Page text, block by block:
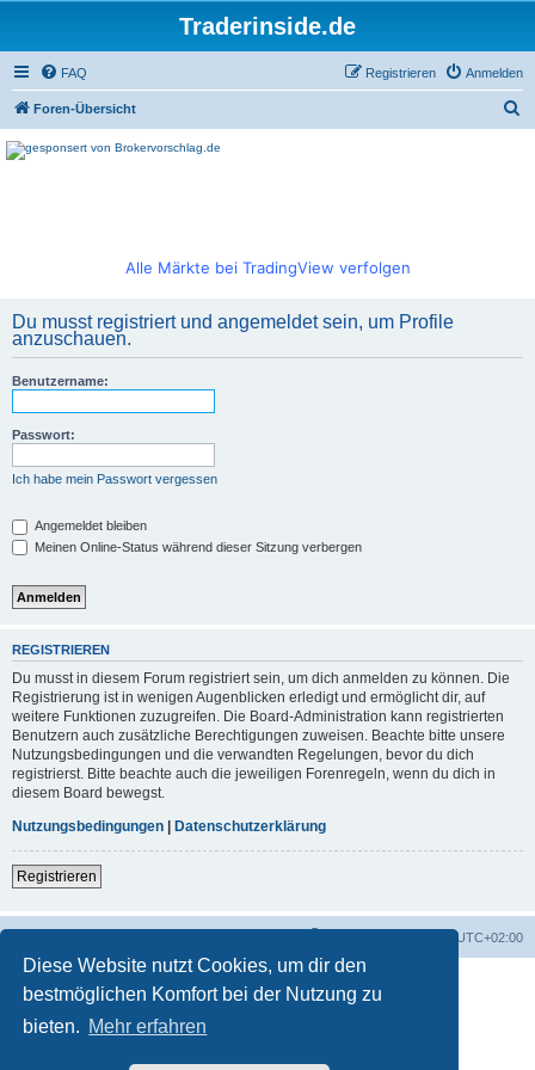
Diese Website nutzt Cookies, um dir den
bestmöglichen Komfort bei der Nutzung zu
bieten. Mehr erfahren
Traderinside.de
FAQ Anmelden
Registrieren
Foren-Übersicht
Alle Märkte bei TradingView verfolgen
Du musst registriert und angemeldet sein, um Profile
anzuschauen.
Benutzername:
Passwort:
Ich habe mein Passwort vergessen
Angemeldet bleiben
Meinen Online-Status während dieser Sitzung verbergen
REGISTRIEREN
Du musst in diesem Forum registriert sein, um dich anmelden zu können. Die
Registrierung ist in wenigen Augenblicken erledigt und ermöglicht dir, auf
weitere Funktionen zuzugreifen. Die Board-Administration kann registrierten
Benutzern auch zusätzliche Berechtigungen zuweisen. Beachte bitte unsere
Nutzungsbedingungen und die verwandten Regelungen, bevor du dich
registrierst. Bitte beachte auch die jeweiligen Forenregeln, wenn du dich in
diesem Board bewegst.
Nutzungsbedingungen | Datenschutzerklärung
Registrieren
UTC+02:00